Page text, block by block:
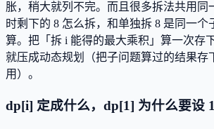
胀，稍大就列不完。而且很多拆法共用
时剩下的 8 怎么拆，和单独拆 8 是同一个
算。把「拆 i 能得的最大乘积」算一次存
就压成动态规划（把子问题算过的结果存
用）。
dp[i] 定成什么，dp[1] 为什么要设 1